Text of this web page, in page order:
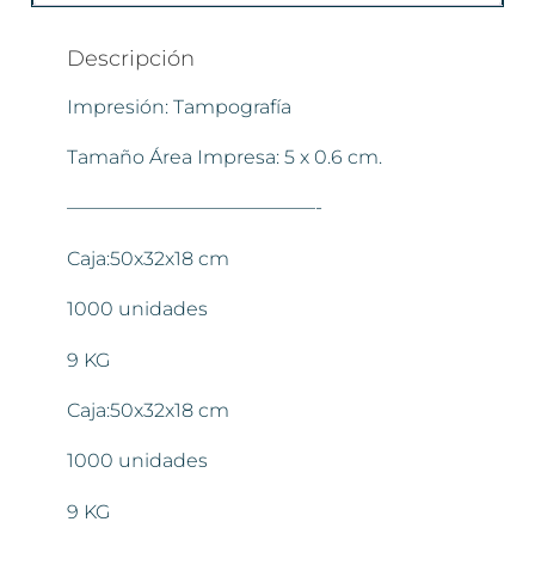
Descripción
Impresión: Tampografía
Tamaño Área Impresa: 5 x 0.6 cm.
—————————————-
Caja:50x32x18 cm
1000 unidades
9 KG
Caja:50x32x18 cm
1000 unidades
9 KG